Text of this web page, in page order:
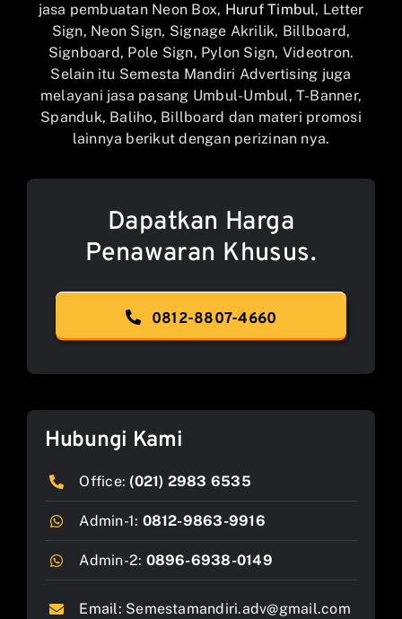
jasa pembuatan Neon Box, Huruf Timbul, Letter
Sign, Neon Sign, Signage Akrilik, Billboard,
Signboard, Pole Sign, Pylon Sign, Videotron.
Selain itu Semesta Mandiri Advertising juga
melayani jasa pasang Umbul-Umbul, T-Banner,
Spanduk, Baliho, Billboard dan materi promosi
lainnya berikut dengan perizinan nya.
Dapatkan Harga
Penawaran Khusus.
0812-8807-4660
Hubungi Kami
Office: (021) 2983 6535
Admin-1: 0812-9863-9916
Admin-2: 0896-6938-0149
Email: Semestamandiri.adv@gmail.com